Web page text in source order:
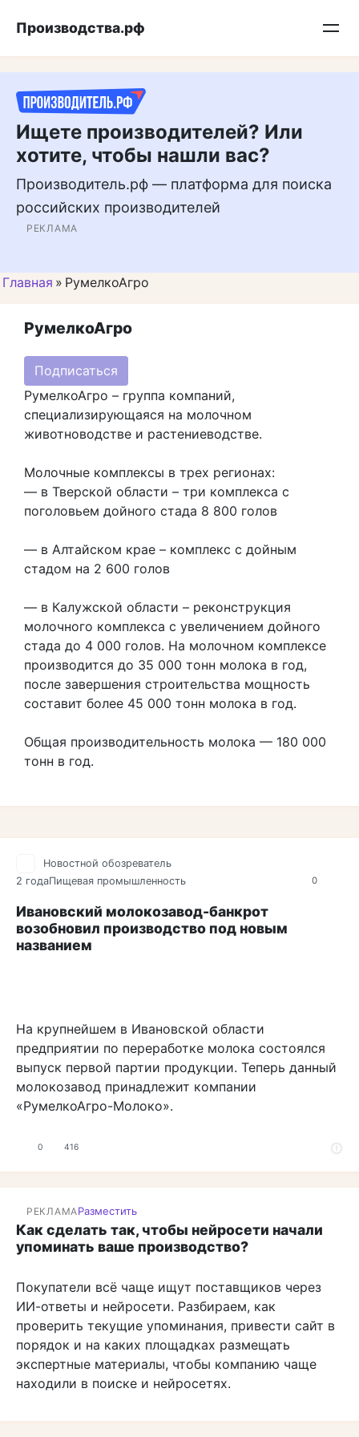
Подписывайтесь на нас в MAX
Производства.рф
Ищете производителей? Или
хотите, чтобы нашли вас?
Производитель.рф — платформа для поиска
российских производителей
РЕКЛАМА
Главная » РумелкоАгро
РумелкоАгро
Подписаться
РумелкоАгро – группа компаний,
специализирующаяся на молочном
животноводстве и растениеводстве.
Молочные комплексы в трех регионах:
— в Тверской области – три комплекса с
поголовьем дойного стада 8 800 голов
— в Алтайском крае – комплекс с дойным
стадом на 2 600 голов
— в Калужской области – реконструкция
молочного комплекса с увеличением дойного
стада до 4 000 голов. На молочном комплексе
производится до 35 000 тонн молока в год,
после завершения строительства мощность
составит более 45 000 тонн молока в год.
Общая производительность молока — 180 000
тонн в год.
0
Новостной обозреватель
2 годаПищевая промышленность
Ивановский молокозавод-банкрот
возобновил производство под новым
названием
На крупнейшем в Ивановской области
предприятии по переработке молока состоялся
выпуск первой партии продукции. Теперь данный
молокозавод принадлежит компании
«РумелкоАгро-Молоко».
0 416
РЕКЛАМАРазместить
Как сделать так, чтобы нейросети начали
упоминать ваше производство?
Покупатели всё чаще ищут поставщиков через
ИИ-ответы и нейросети. Разбираем, как
проверить текущие упоминания, привести сайт в
порядок и на каких площадках размещать
экспертные материалы, чтобы компанию чаще
находили в поиске и нейросетях.